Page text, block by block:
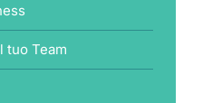
tuo Team